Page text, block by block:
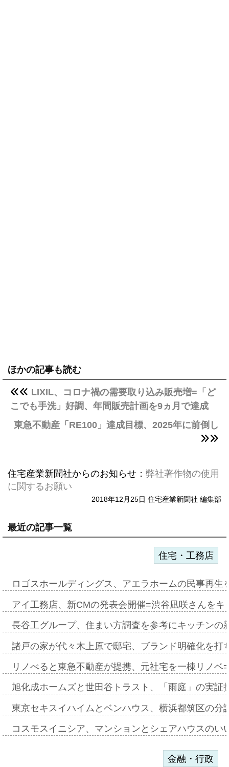
ほかの記事も読む
LIXIL、コロナ禍の需要取り込み販売増=「ど
こでも手洗」好調、年間販売計画を9ヵ月で達成
東急不動産「RE100」達成目標、2025年に前倒し
住宅産業新聞社からのお知らせ： 弊社著作物の使用
に関するお願い
2018年12月25日 住宅産業新聞社 編集部
最近の記事一覧
住宅・工務店
ロゴスホールディングス、アエラホームの民事再
アイ工務店、新CMの発表会開催=渋谷凪咲さんを
長谷工グループ、住まい方調査を参考にキッチン
諸戸の家が代々木上原で邸宅、ブランド明確化を
リノべると東急不動産が提携、元社宅を一棟リノ
旭化成ホームズと世田谷トラスト、「雨庭」の実
東京セキスイハイムとベンハウス、横浜都筑区の
コスモスイニシア、マンションとシェアハウスの
金融・行政